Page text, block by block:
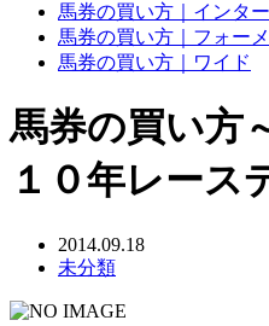
馬券の買い方｜インタ
馬券の買い方｜フォー
馬券の買い方｜ワイド
馬券の買い方
１０年レース
2014.09.18
未分類